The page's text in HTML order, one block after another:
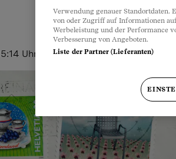
Uhr
Verwendung genauer Standortdaten.
von oder Zugriff auf Informationen
Werbeleistung und der Performance
Verbesserung von Angeboten.
Liste der Partner (Lieferanten)